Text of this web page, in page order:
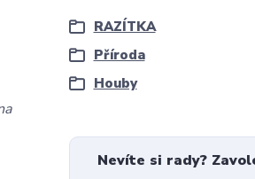
RAZÍTKA
Příroda
Houby
Nevíte si rady?